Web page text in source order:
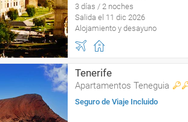
3 días / 2 noches
Salida el 11 dic 2026
Alojamiento y desayuno
Tenerife
Apartamentos Teneguia
Seguro de Viaje Incluido